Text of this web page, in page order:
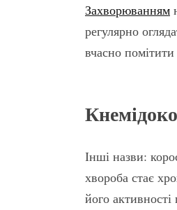
Захворюванням
регулярно
вчасно
Інші назви:
хвороба стає
його